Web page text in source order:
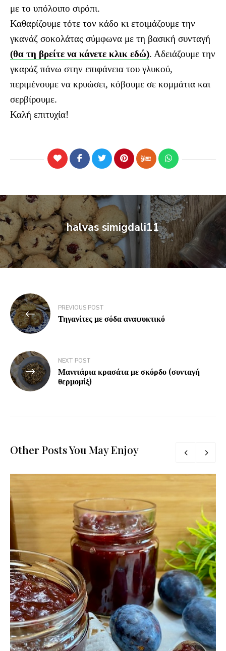
με το υπόλοιπο σιρόπι.
Καθαρίζουμε τότε τον κάδο κι ετοιμάζουμε την
γκανάζ σοκολάτας σύμφωνα με τη βασική συνταγή
(θα τη βρείτε να κάνετε κλικ εδώ). Αδειάζουμε την
γκαράζ πάνω στην επιφάνεια του γλυκού,
περιμένουμε να κρυώσει, κόβουμε σε κομμάτια και
σερβίρουμε.
Καλή επιτυχία!
halvas simigdali11
PREVIOUS POST
Τηγανίτες με σόδα αναψυκτικό
NEXT POST
Μανιτάρια κρασάτα με σκόρδο (συνταγή
θερμομίξ)
Other Posts You May Enjoy